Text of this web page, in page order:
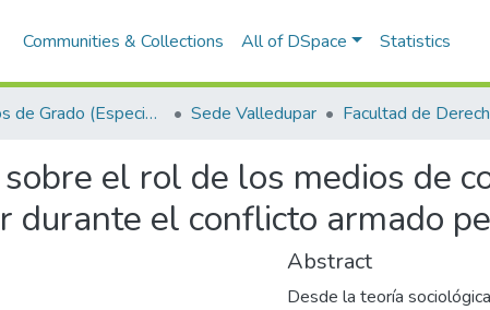
Communities & Collections All of DSpace Statistics
Trabajos de Grado (Especializaciones y Pregrados) Sede Valledupar
el rol de los medios de
durante el conflicto armado
Abstract
Desde la teoría